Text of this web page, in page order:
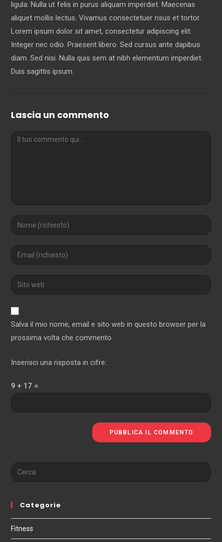
ligula. Nulla ut felis in purus aliquam imperdiet. Maecenas
aliquet mollis lectus. Vivamus consectetuer risus et tortor.
Lorem ipsum dolor sit amet, consectetur adipiscing elit.
Integer nec odio. Praesent libero. Sed cursus ante dapibus
diam. Sed nisi. Nulla quis sem at nibh elementum imperdiet.
Duis sagittis ipsum.
Lascia un commento
Commento
Inserisci
nome
nome
per
commentare
Inserisci
indirizzo
commentare
Inserisci
sito
(facoltativo)
Salva il mio nome, email e sito web in questo browser per la
prossima volta che commento.
Inserisci una risposta in cifre:
9 + 17 =
Categorie
Fitness